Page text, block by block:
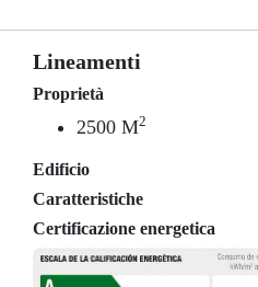
Lineamenti
Proprietà
2500 M2
Edificio
Caratteristiche
Certificazione energetica